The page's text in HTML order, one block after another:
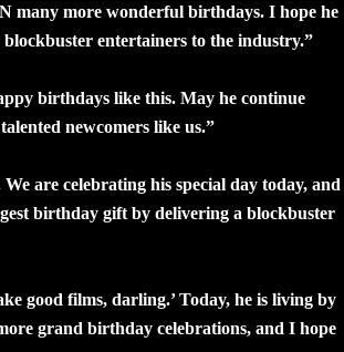
many more wonderful birthdays. I hope he
entertainers to the industry.”
birthdays like this. May he continue
newcomers like us.”
are celebrating his special day today, and
birthday gift by delivering a blockbuster
good films, darling.’ Today, he is living by
grand birthday celebrations, and I hope